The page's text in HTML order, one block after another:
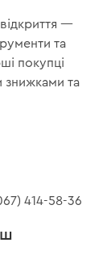
—
та
покупці
знижками та
414-58-36